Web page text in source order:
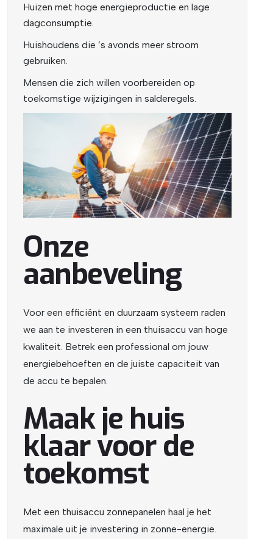
Huizen met hoge energieproductie en lage
dagconsumptie.
Huishoudens die ’s avonds meer stroom
gebruiken.
Mensen die zich willen voorbereiden op
toekomstige wijzigingen in salderegels.
Onze
aanbeveling
Voor een efficiënt en duurzaam systeem raden
we aan te investeren in een thuisaccu van hoge
kwaliteit. Betrek een professional om jouw
energiebehoeften en de juiste capaciteit van
de accu te bepalen.
Maak je huis
klaar voor de
toekomst
Met een thuisaccu zonnepanelen haal je het
maximale uit je investering in zonne-energie.